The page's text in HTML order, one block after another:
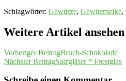
Schlagwörter: Gewürze, Gewürznelke,
Weitere Artikel ansehen
Vorheriger BeitragBruch-Schokolade
Nächster BeitragSalzgläser * Frostglas